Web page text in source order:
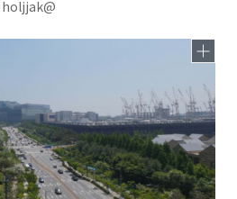
holjjak@